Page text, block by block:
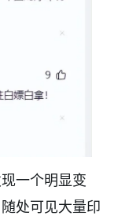
一个明显变
处可见大量印